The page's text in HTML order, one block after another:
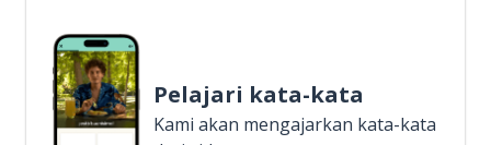
Pelajari kata-kata
Kami akan mengajarkan kata-kata